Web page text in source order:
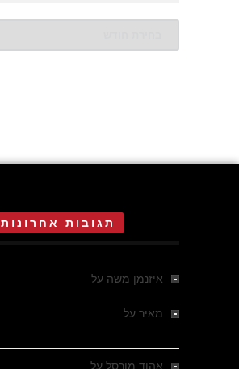
תגובות אחרונות
איזנמן משה על
מאיר על
אהוד מורסל על